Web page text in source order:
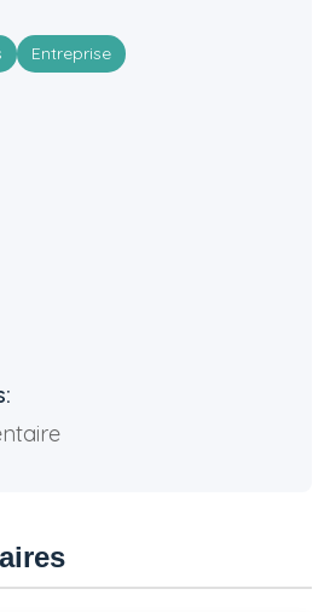
Entreprise